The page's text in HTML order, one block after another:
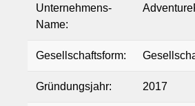
MiSSiONS für bis zu 99+
Monsterjagd durch die Basler
Die perfekte Kombination aus
Unternehmens-
Name:
Gesellschaftsform:
Gründungsjahr: 2017